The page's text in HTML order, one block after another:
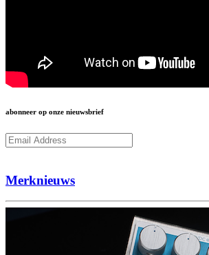
abonneer op onze nieuwsbrief
Merknieuws